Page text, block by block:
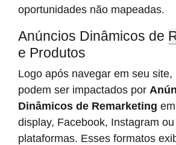
oportunidades não mapeadas.
Anúncios Dinâmicos de
e Produtos
Logo após navegar em seu site,
podem ser impactados por
Dinâmicos de Remarketing
display, Facebook, Instagram
plataformas. Esses formatos